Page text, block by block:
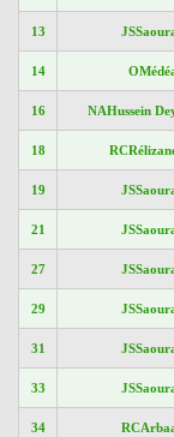
13
14
16 NAHussein
18
19
21
27
29
31
33
34